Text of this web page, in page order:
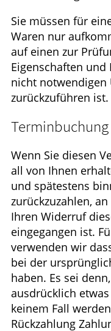
Sie müssen für
Waren nur
auf einen zur
Eigenschaften und
nicht notwendigen
zurückzuführen ist.
Terminbuchung
Wenn Sie diesen
all von Ihnen
und spätestens
zurückzuzahlen,
Ihren Widerruf
eingegangen ist.
verwenden wir
bei der
haben. Es sei
ausdrücklich
keinem Fall
Rückzahlung